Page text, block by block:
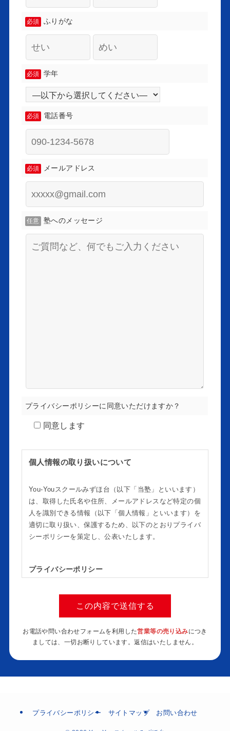
必須 ふりがな
必須 学年
必須 電話番号
必須 メールアドレス
任意 塾へのメッセージ
プライバシーポリシーに同意いただけますか？
同意します
個人情報の取り扱いについて
You-Youスクールみずほ台（以下「当塾」といいます）
は、取得した氏名や住所、メールアドレスなど特定の個
人を識別できる情報（以下「個人情報」といいます）を
適切に取り扱い、保護するため、以下のとおりプライバ
シーポリシーを策定し、公表いたします。
プライバシーポリシー
個人情報を取り扱う当塾業務に鑑み、個人情報保護
に関する法令及びその他の規範、ガイドライン等を
本人の同意を得た上で、適法な手段で取得し、目的
の範囲内において適切に利用します。
適切な措置を講じます。
滅失又は毀損などのリスクに対して、合理的な安全
お電話や問い合わせフォームを利用した営業等の売り込みにつき
ましては、一切お断りしています。返信はいたしません。
プライバシーポリシー サイトマップ お問い合わせ